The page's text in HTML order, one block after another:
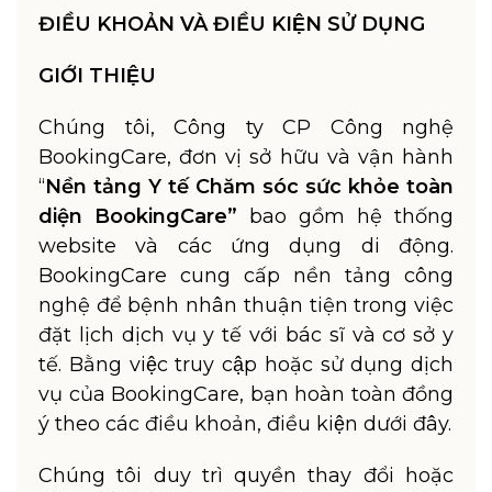
ĐIỀU KHOẢN VÀ ĐIỀU KIỆN SỬ DỤNG
GIỚI THIỆU
Chúng tôi, Công ty CP Công nghệ
BookingCare, đơn vị sở hữu và vận hành
“Nền tảng Y tế Chăm sóc sức khỏe toàn
diện BookingCare” bao gồm hệ thống
website và các ứng dụng di động.
BookingCare cung cấp nền tảng công
nghệ để bệnh nhân thuận tiện trong việc
đặt lịch dịch vụ y tế với bác sĩ và cơ sở y
tế. Bằng việc truy cập hoặc sử dụng dịch
vụ của BookingCare, bạn hoàn toàn đồng
ý theo các điều khoản, điều kiện dưới đây.
Chúng tôi duy trì quyền thay đổi hoặc